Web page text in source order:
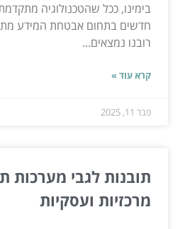
בימינו, ככל שהטכנולוגיה
חדשים בתחום אבטחת המידע
רובנו נמצאים...
קרא עוד »
פבר 11, 2025
תובנות לגבי מערכות
מרכזיות ועסקיות